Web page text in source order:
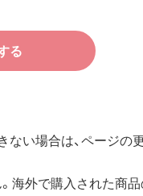
専属的に許諾します。
持します。
いものとします。
る
い場合は、ページの
海外で購入された商